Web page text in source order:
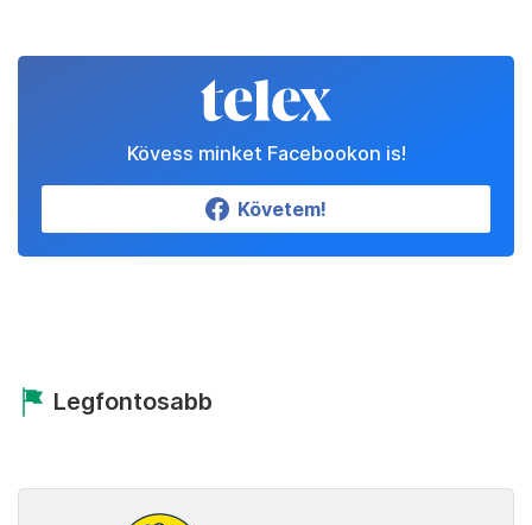
Kövess minket Facebookon is!
Követem!
Legfontosabb